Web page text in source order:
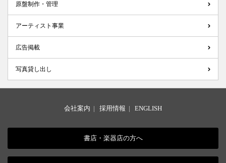
原盤制作・管理
アーティスト事業
広告掲載
写真貸し出し
会社案内 | 採用情報 | ENGLISH
書店・楽器店の方へ